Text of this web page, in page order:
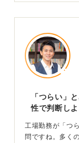
0
「つらい」
性で判断しよ
工場勤務が「つ
問ですね。多く